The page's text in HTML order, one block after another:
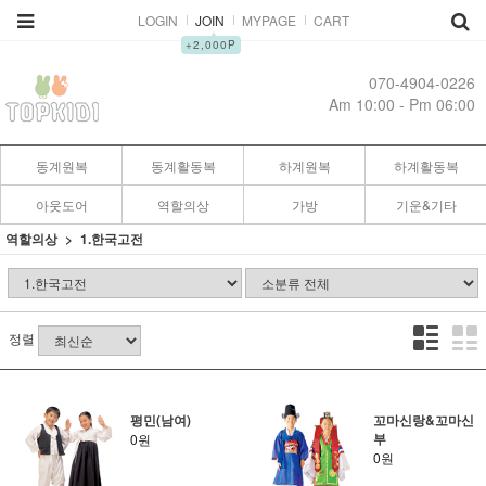
LOGIN JOIN
▲
+2,000P
MYPAGE CART
070-4904-0226
Am 10:00 - Pm 06:00
동계원복 동계활동복 하계원복 하계활동복
아웃도어 역할의상 가방 기운&기타
역할의상 1.한국고전
정렬
평민(남여)
0원
꼬마신랑&꼬마신
부
0원